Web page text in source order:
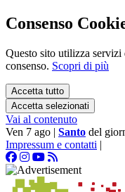
Consenso
Questo sito utilizza
consenso. Scopri di più
Accetta tutto
Accetta selezionati
Vai al contenuto
Ven 7 ago | Santo del
Impressum e contatti |